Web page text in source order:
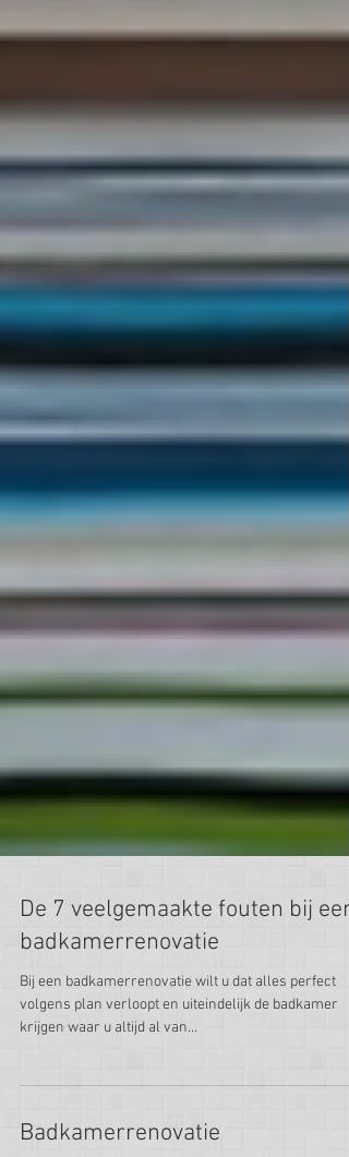
De 7 veelgemaakte fouten bij een
badkamerrenovatie
Bij een badkamerrenovatie wilt u dat alles perfect
krijgen waar u altijd al van...